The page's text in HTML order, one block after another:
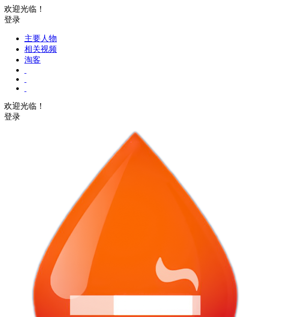
欢迎光临！
登录
主要人物
相关视频
淘客
欢迎光临！
登录